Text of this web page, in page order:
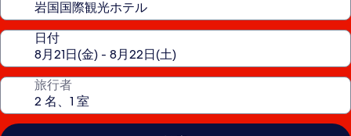
日付
旅行者